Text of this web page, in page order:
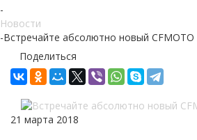
-
Новости
-Встречайте абсолютно новый CFMOTO
Поделиться
21 марта 2018